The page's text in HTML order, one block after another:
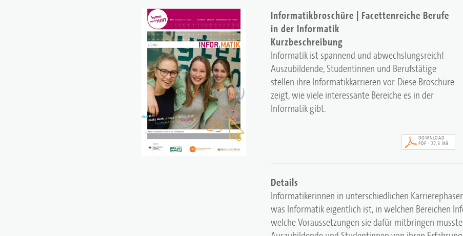
Informatikbroschüre | Facettenreiche Berufe
in der Informatik
Kurzbeschreibung
Informatik ist spannend und abwechslungsreich!
Auszubildende, Studentinnen und Berufstätige
stellen ihre Informatikkarrieren vor. Diese Broschüre
zeigt, wie viele interessante Bereiche es in der
Informatik gibt.
DOWNLOAD
PDF · 27,3 MB
Details
Informatikerinnen in unterschiedlichen
was Informatik eigentlich ist, in welchen Bereichen
welche Voraussetzungen sie dafür mitbringen